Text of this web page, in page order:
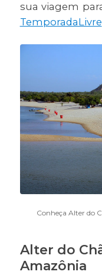
sua viagem
TemporadaLivre
Conheça Alter do
Alter do
Amazônia